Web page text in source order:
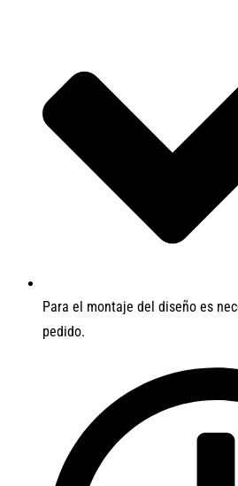
Para el montaje del diseño es
pedido.